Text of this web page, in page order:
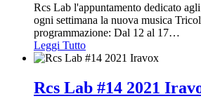
Rcs Lab l'appuntamento dedicato
ogni settimana la nuova musica
programmazione: Dal 12 al 17…
Leggi Tutto
Rcs Lab #14 2021